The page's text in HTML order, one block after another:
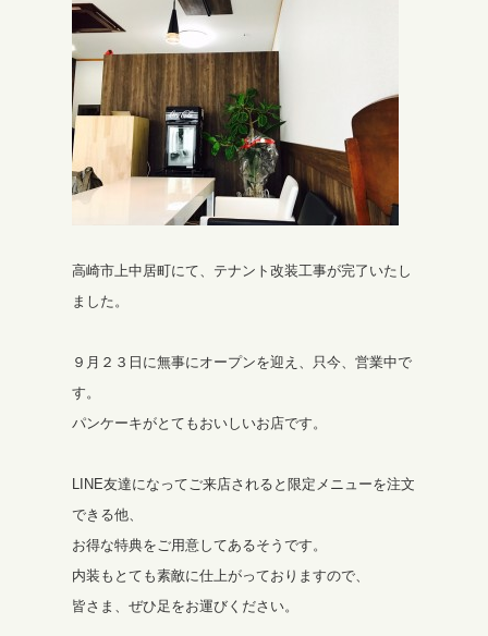
高崎市上中居町にて、テナント改装工事が完了いたし
ました。
９月２３日に無事にオープンを迎え、只今、営業中で
す。
パンケーキがとてもおいしいお店です。
LINE友達になってご来店されると限定メニューを注文
できる他、
お得な特典をご用意してあるそうです。
内装もとても素敵に仕上がっておりますので、
皆さま、ぜひ足をお運びください。